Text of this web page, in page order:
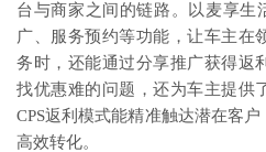
台与商家之间的链路。以麦享生
广、服务预约等功能，让车主在
务时，还能通过分享推广获得返
找优惠难的问题，还为车主提供
CPS返利模式能精准触达潜在客
高效转化。